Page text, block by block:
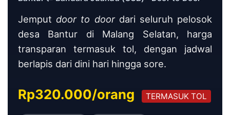
Jemput door to doordari seluruh pelosok
desa Bantur di Malang Selatan, harga
transparan termasuk tol, dengan jadwal
berlapis dari dini hari hingga sore.
Rp320.000/orang TERMASUK TOL